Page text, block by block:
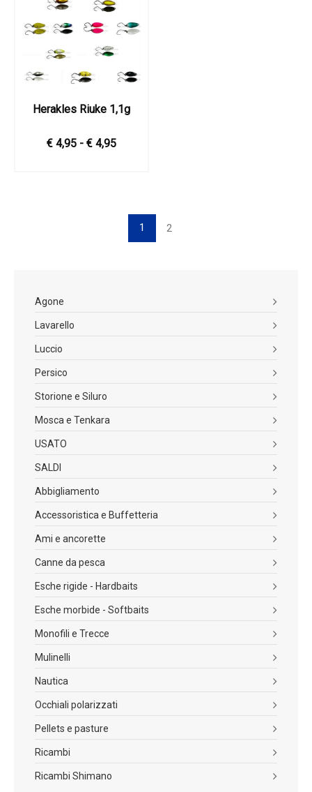
Herakles Riuke 1,1g
€ 4,95 - € 4,95
1 2
Agone
Lavarello
Luccio
Persico
Storione e Siluro
Mosca e Tenkara
USATO
SALDI
Abbigliamento
Accessoristica e Buffetteria
Ami e ancorette
Canne da pesca
Esche rigide - Hardbaits
Esche morbide - Softbaits
Monofili e Trecce
Mulinelli
Nautica
Occhiali polarizzati
Pellets e pasture
Ricambi
Ricambi Shimano